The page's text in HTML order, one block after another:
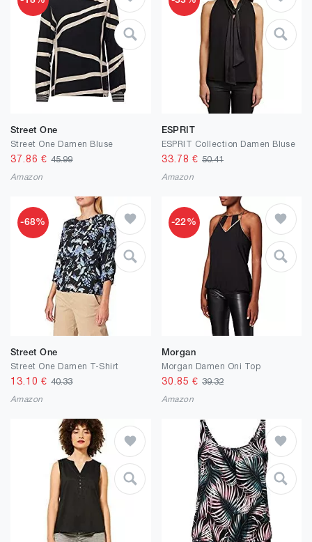
Street One
Street One Damen Bluse
37.86 €45.99
Amazon
ESPRIT
ESPRIT Collection Damen Bluse
33.78 € 50.41
Amazon
-68%
Street One
Street One Damen T-Shirt
13.10 €40.33
Amazon
-22%
Morgan
Morgan Damen Oni Top
30.85 € 39.32
Amazon